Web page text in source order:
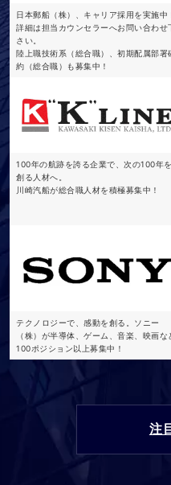
日本郵船（株）、キャリア採用を実施中
詳細は担当カウンセラーへお問い合わせ
さい。
陸上職技術系（総合職）、初期配属部署
約（総合職）も募集中！
100年の航跡を誇る企業で、次の100年を
創る人材へ。
川崎汽船が総合職人材を積極募集中！
テクノロジーで、感動を創る。ソニー
（株）が半導体、ゲーム、音楽、映画な
100ポジション以上募集中！
注